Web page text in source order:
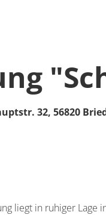
32, 56820
liegt in ruhiger